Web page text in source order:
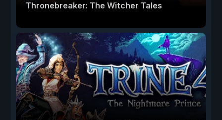
Thronebreaker: The Witcher Tales